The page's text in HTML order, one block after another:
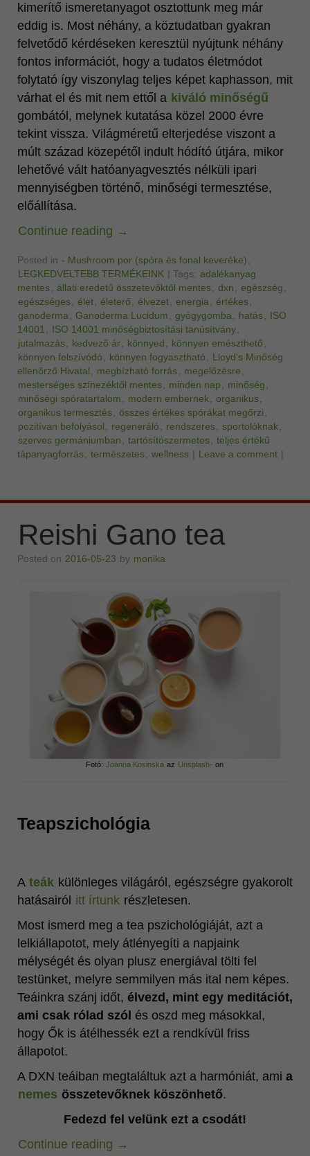
kimerítő ismeretanyagot osztottunk meg már
eddig is. Most néhány, a köztudatban gyakran
felvetődő kérdéseken keresztül nyújtunk néhány
fontos információt, hogy a tudatos életmódot
folytató így viszonylag teljes képet kaphasson, mit
várhat el és mit nem ettől a kiváló minőségű
gombától, melynek kutatása közel 2000 évre
tekint vissza. Világméretű elterjedése viszont a
múlt század közepétől indult hódító útjára, mikor
lehetővé vált hatóanyagvesztés nélküli ipari
mennyiségben történő, minőségi termesztése,
előállítása.
Continue reading →
Posted in - Mushroom por (spóra és fonal keveréke) ,
LEGKEDVELTEBB TERMÉKEINK
Tags: adalékanyag
mentes, állati eredetű összetevőktől mentes, dxn , egészség ,
egészséges, élet, életerő , élvezet, energia, értékes,
ganoderma, Ganoderma Lucidum , gyógygomba, hatás,
ISO
14001 , ISO 14001 minőségbiztosítási tanúsítvány,
jutalmazás, kedvező ár, könnyed , könnyen emészthető ,
könnyen felszívódó , könnyen fogyasztható , Lloyd's Minőség
ellenőrző Hivatal , megbízható forrás, megelőzésre ,
mesterséges színezéktől mentes, minden nap , minőség ,
minőségi spóratartalom , modern embernek, organikus,
organikus termesztés, összes értékes spórákat megőrzi ,
pozitívan befolyásol , regeneráló , rendszeres, sportolóknak,
szerves germániumban , tartósítószermetes, teljes értékű
tápanyagforrás, természetes, wellness Leave a comment
Reishi Gano tea
Posted on 2016-05-23 by monika
Fotó: Joanna Kosinska az Unsplash- on
Teapszichológia
A teák különleges világáról, egészségre gyakorolt
hatásairól itt írtunk részletesen.
Most ismerd meg a tea pszichológiáját, azt a
lelkiállapotot, mely átlényegíti a napjaink
mélységét és olyan plusz energiával tölti fel
testünket, melyre semmilyen más ital nem képes.
Teáinkra szánj időt, élvezd, mint egy meditációt,
ami csak rólad szól és oszd meg másokkal,
hogy Ők is átélhessék ezt a rendkívül friss
állapotot.
A DXN teáiban megtaláltuk azt a harmóniát, ami a
nemes összetevőknek köszönhető.
Fedezd fel velünk ezt a csodát!
Continue reading →